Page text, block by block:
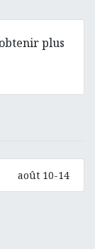
plus
août 10-14